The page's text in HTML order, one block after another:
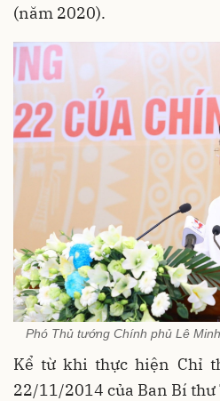
(năm 2020).
Phó Thủ tướng Chính phủ Lê
Kể từ khi thực hiện Chỉ
22/11/2014 của Ban Bí